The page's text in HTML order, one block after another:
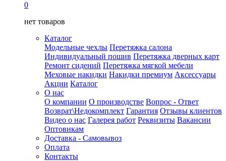
0
нет товаров
Каталог
Модельные чехлы Перетяжка салона
Индивидуальный пошив Перетяжка дверных карт
Ремонт сидений Перетяжка мягкой мебели
Меховые накидки Накидки премиум Аксессуары
Акции Каталог
О нас
О компании О производстве Вопрос - Ответ
Возврат\Недокомплект Гарантия Отзывы клиентов
Видео о нас Галерея работ Реквизиты Вакансии
Оптовикам
Доставка - Самовывоз
Оплата
Контакты